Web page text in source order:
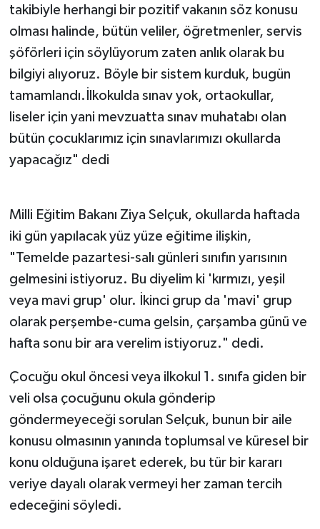
takibiyle herhangi bir pozitif vakanın söz konusu
olması halinde, bütün veliler, öğretmenler, servis
şöförleri için söylüyorum zaten anlık olarak bu
bilgiyi alıyoruz. Böyle bir sistem kurduk, bugün
tamamlandı.İlkokulda sınav yok, ortaokullar,
liseler için yani mevzuatta sınav muhatabı olan
bütün çocuklarımız için sınavlarımızı okullarda
yapacağız" dedi
Milli Eğitim Bakanı Ziya Selçuk, okullarda haftada
iki gün yapılacak yüz yüze eğitime ilişkin,
"Temelde pazartesi-salı günleri sınıfın yarısının
gelmesini istiyoruz. Bu diyelim ki 'kırmızı, yeşil
veya mavi grup' olur. İkinci grup da 'mavi' grup
olarak perşembe-cuma gelsin, çarşamba günü ve
hafta sonu bir ara verelim istiyoruz." dedi.
Çocuğu okul öncesi veya ilkokul 1. sınıfa giden bir
veli olsa çocuğunu okula gönderip
göndermeyeceği sorulan Selçuk, bunun bir aile
konusu olmasının yanında toplumsal ve küresel bir
konu olduğuna işaret ederek, bu tür bir kararı
veriye dayalı olarak vermeyi her zaman tercih
edeceğini söyledi.